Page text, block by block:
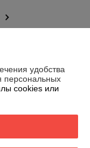
удобства
персональных
cookies или